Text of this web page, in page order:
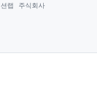
랩 주식회사